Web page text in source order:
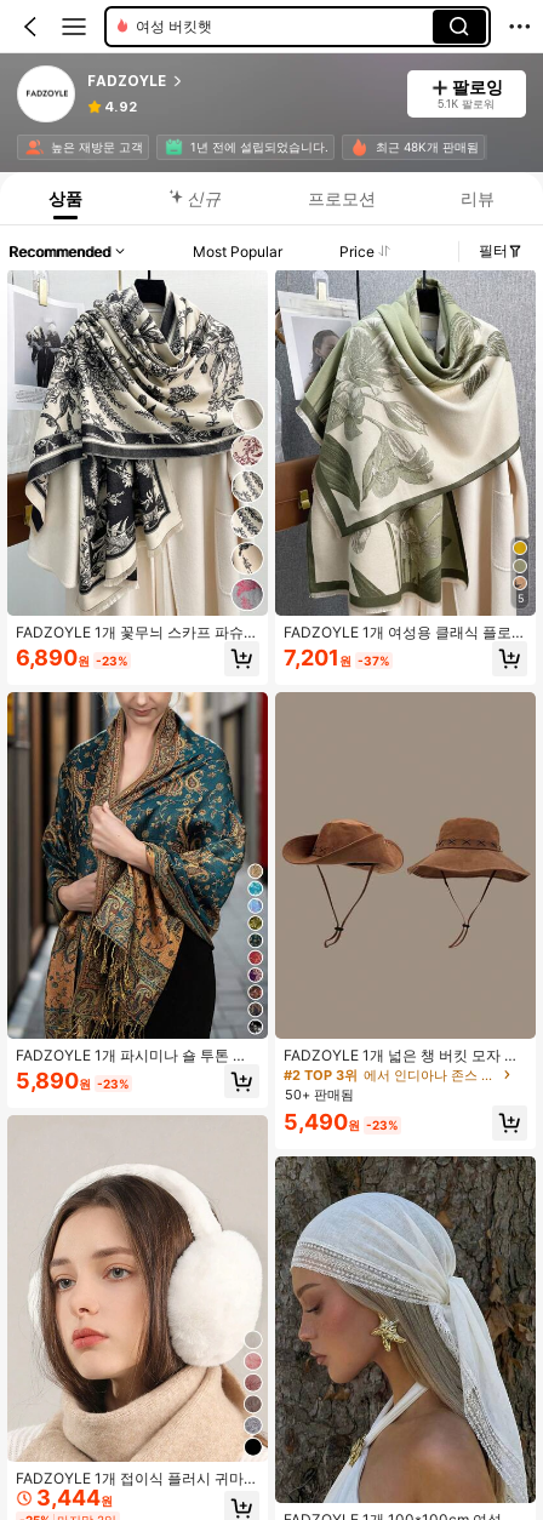
여자 야구 모자
FADZOYLE
4.92
팔로잉
5.1K 팔로워
높은 재방문 고객 1년 전에 설립되었습니다. 최근 48K개 판매됨
상품 신규 프로모션 리뷰
Recommended Most Popular Price 필터
FADZOYLE 1개 꽃무늬 스카프 파슈미
나 숄 랩 여성 유니섹스 겨울 가을 따
뜻하고 부드러운 코트 매칭 일상용 우
6,890원 -23%
FADZOYLE 1개 파시미나 숄 투톤 페
이즐리 자카드 스카프 비치 커버업 사
롱 캐시미어 느낌 레이브 부드러운 실
5,890원 -23%
FADZOYLE 1개 접이식 플러시 귀마
개, 여성 및 남성용 귀여운 귀마개, 부
드러운 플리스 안감 조절 가능한 헤드
3,444원
5
FADZOYLE 1개 여성용 클래식 플로럴
자카드 패션 숄 스카프, 따뜻하고 부드
러운, 가을/겨울 일상, 이브닝 드레스,
7,201 원 -37%
FADZOYLE 1개 넓은 챙 버킷 모자 유
니섹스 여름 자외선 차단 모자 접이식
부니 캡 낚시, 하이킹, 정원, 해변용
#2 TOP 3위
에서 인디아나 존스 모자
50+ 판매됨
5,490원 -23%